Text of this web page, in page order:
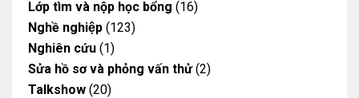
Lớp tìm và nộp học bổng (16)
Nghề nghiệp (123)
Nghiên cứu (1)
Sửa hồ sơ và phỏng vấn thử(2)
Talkshow (20)